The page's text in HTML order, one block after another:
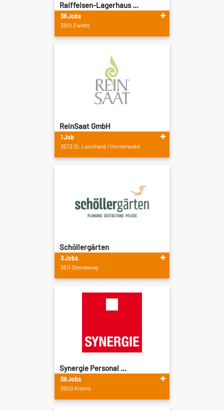
Raiffeisen-Lagerhaus ...
38 Jobs
3910 Zwettl
ReinSaat GmbH
1 Job
3572 St. Leonhard / Hornerwald
Schöllergärten
3 Jobs
3511 Steinaweg
Synergie Personal ...
59 Jobs
3500 Krems